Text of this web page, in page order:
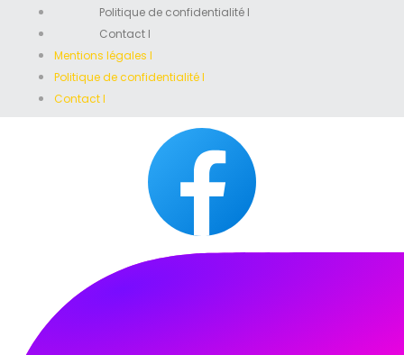
Politique de confidentialité I
Contact I
Mentions légales I
Politique de confidentialité I
Contact I